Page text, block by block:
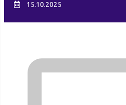
15.10.2025